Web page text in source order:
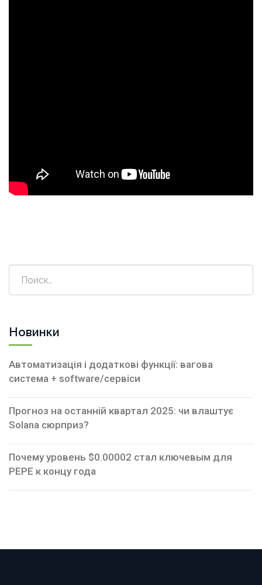
Новинки
Автоматизація і додаткові функції: вагова
система + software/сервіси
Прогноз на останній квартал 2025: чи влаштує
Solana сюрприз?
Почему уровень $0.00002 стал ключевым для
PEPE к концу года